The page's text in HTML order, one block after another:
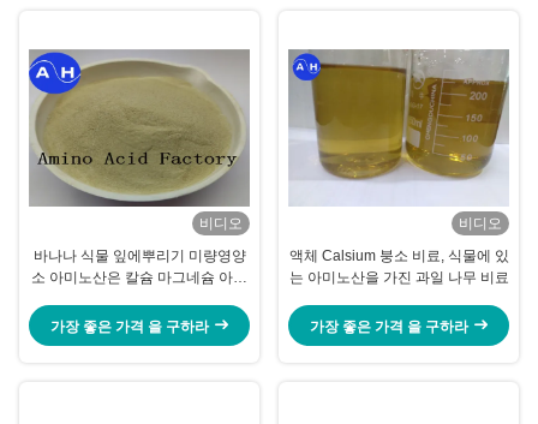
비디오
바나나 식물 잎에뿌리기 미량영양
소 아미노산은 칼슘 마그네슘 아연
가장 좋은 가격 을 구하라
비디오
액체 Calsium 붕소 비료, 식물에 있
는 아미노산을 가진 과일 나무 비료
가장 좋은 가격 을 구하라